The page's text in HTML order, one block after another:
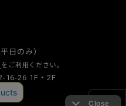
日のみ）
をご利用ください。
16-26 1F・2F